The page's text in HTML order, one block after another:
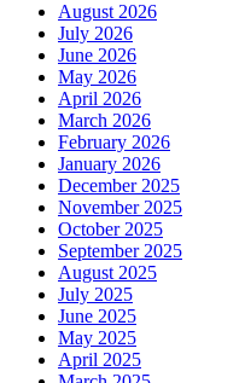
August 2026
July 2026
June 2026
May 2026
April 2026
March 2026
February 2026
January 2026
December 2025
November 2025
October 2025
September 2025
August 2025
July 2025
June 2025
May 2025
April 2025